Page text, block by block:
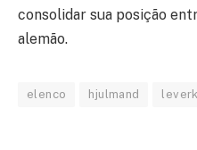
consolidar sua posição
alemão.
elenco hjulmand